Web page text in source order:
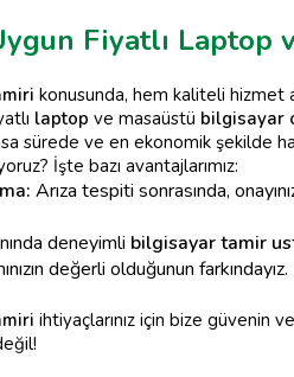
Fiyatlı Laptop
konusunda, hem kaliteli hizmet
laptop ve masaüstü bilgisayar
kısa sürede ve en ekonomik şekilde
İşte bazı avantajlarımız:
Arıza tespiti sonrasında,
deneyimli bilgisayar tamir
değerli olduğunun
ihtiyaçlarınız için bize güvenin